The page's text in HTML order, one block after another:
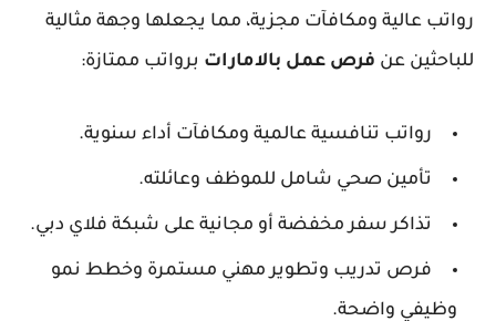
رواتب عالية ومكافآت مجزية، مما يجعلها وجهة مثالية
للباحثين عن فرص عمل بالامارات برواتب ممتازة:
رواتب تنافسية عالمية ومكافآت أداء سنوية.
تأمين صحي شامل للموظف وعائلته.
تذاكر سفر مخفضة أو مجانية على شبكة فلاي دبي.
فرص تدريب وتطوير مهني مستمرة وخطط نمو
وظيفي واضحة.